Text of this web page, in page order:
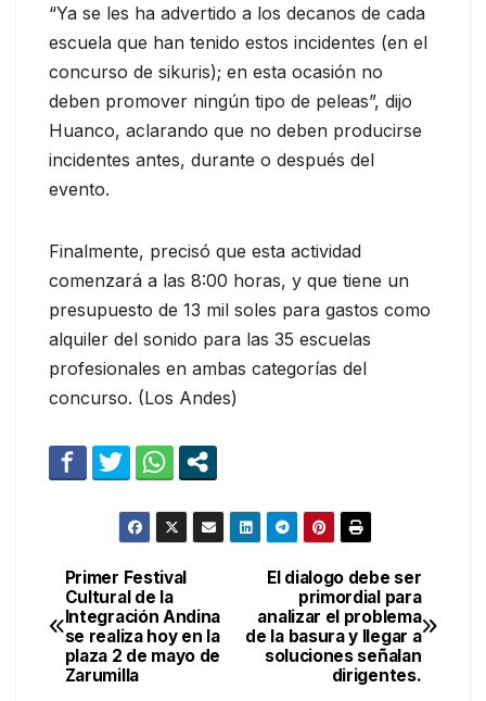
“Ya se les ha advertido a los decanos de cada
escuela que han tenido estos incidentes (en el
concurso de sikuris); en esta ocasión no
deben promover ningún tipo de peleas”, dijo
Huanco, aclarando que no deben producirse
incidentes antes, durante o después del
evento.
Finalmente, precisó que esta actividad
comenzará a las 8:00 horas, y que tiene un
presupuesto de 13 mil soles para gastos como
alquiler del sonido para las 35 escuelas
profesionales en ambas categorías del
concurso. (Los Andes)
Navegación
de
entradas
El dialogo debe ser
primordial para
analizar el problema
de la basura y llegar a
soluciones señalan
dirigentes.
Primer Festival
Cultural de la
Integración Andina
se realiza hoy en la
plaza 2 de mayo de
Zarumilla